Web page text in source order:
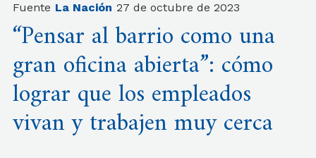
Fuente La Nación 27 de octubre de 2023
“Pensar al barrio como una
gran oficina abierta”: cómo
lograr que los empleados
vivan y trabajen muy cerca